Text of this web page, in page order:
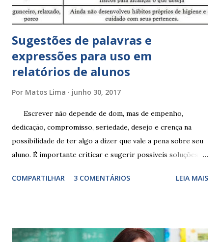
Sugestões de palavras e
expressões para uso em
relatórios de alunos
Por Matos Lima junho 30, 2017
Escrever não depende de dom, mas de empenho,
dedicação, compromisso, seriedade, desejo e crença na
possibilidade de ter algo a dizer que vale a pena sobre seu
aluno. É importante criticar e sugerir possíveis soluções.
exercitação. E encontrar a melhor maneira de expressar o
sempre as intervenções feitas para ações apresentadas,
COMPARTILHAR 3 COMENTÁRIOS LEIA MAIS